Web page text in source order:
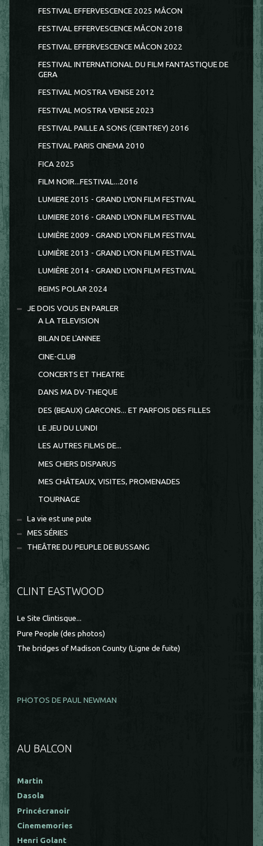
FESTIVAL EFFERVESCENCE 2025 MÂCON
FESTIVAL EFFERVESCENCE MÂCON 2018
FESTIVAL EFFERVESCENCE MÂCON 2022
FESTIVAL INTERNATIONAL DU FILM FANTASTIQUE DE
GERA
FESTIVAL MOSTRA VENISE 2012
FESTIVAL MOSTRA VENISE 2023
FESTIVAL PAILLE A SONS (CEINTREY) 2016
FESTIVAL PARIS CINEMA 2010
FICA 2025
FILM NOIR...FESTIVAL...2016
LUMIERE 2015 - GRAND LYON FILM FESTIVAL
LUMIERE 2016 - GRAND LYON FILM FESTIVAL
LUMIÈRE 2009 - GRAND LYON FILM FESTIVAL
LUMIÈRE 2013 - GRAND LYON FILM FESTIVAL
LUMIÈRE 2014 - GRAND LYON FILM FESTIVAL
REIMS POLAR 2024
JE DOIS VOUS EN PARLER
A LA TELEVISION
BILAN DE L'ANNEE
CINE-CLUB
CONCERTS ET THEATRE
DANS MA DV-THEQUE
DES (BEAUX) GARCONS... ET PARFOIS DES FILLES
LE JEU DU LUNDI
LES AUTRES FILMS DE...
MES CHERS DISPARUS
MES CHÂTEAUX, VISITES, PROMENADES
TOURNAGE
La vie est une pute
MES SÉRIES
THEÂTRE DU PEUPLE DE BUSSANG
CLINT EASTWOOD
Le Site Clintisque...
Pure People (des photos)
The bridges of Madison County (Ligne de fuite)
PHOTOS DE PAUL NEWMAN
AU BALCON
Martin
Dasola
Princécranoir
Cinememories
Henri Golant